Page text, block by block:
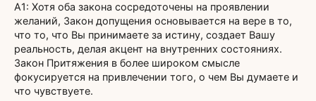
А1: Хотя оба закона сосредоточены на проявлении
желаний, Закон допущения основывается на вере в то,
что то, что Вы принимаете за истину, создает Вашу
реальность, делая акцент на внутренних состояниях.
Закон Притяжения в более широком смысле
фокусируется на привлечении того, о чем Вы думаете и
что чувствуете.